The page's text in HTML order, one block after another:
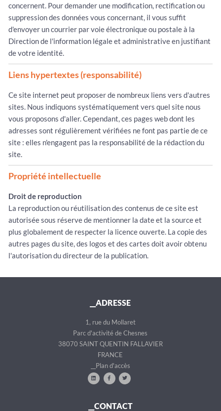
concernent. Pour demander une modification, rectification ou
suppression des données vous concernant, il vous suffit
d'envoyer un courrier par voie électronique ou postale à la
Direction de l'information légale et administrative en justifiant
de votre identité.
Liens hypertextes (responsabilité)
Ce site internet peut proposer de nombreux liens vers d'autres
sites. Nous indiquons systématiquement vers quel site nous
vous proposons d'aller. Cependant, ces pages web dont les
adresses sont régulièrement vérifiées ne font pas partie de ce
site : elles n'engagent pas la responsabilité de la rédaction du
site.
Propriété intellectuelle
Droit de reproduction
La reproduction ou réutilisation des contenus de ce site est
autorisée sous réserve de mentionner la date et la source et
plus globalement de respecter la licence ouverte. La copie des
autres pages du site, des logos et des cartes doit avoir obtenu
l'autorisation du directeur de la publication.
__ADRESSE
1, rue du Mollaret
Parc d'activité de Chesnes
38070 SAINT QUENTIN FALLAVIER
FRANCE
__Plan d'accès
__CONTACT